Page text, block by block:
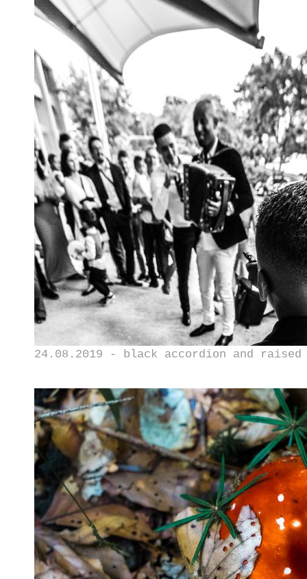
24.08.2019 - black accordion and